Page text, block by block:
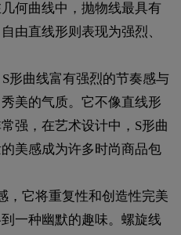
何曲线中，抛物线最具有
由直线形则表现为强烈、
形曲线富有强烈的节奏感与
美的气质。它不像直线形
强，在艺术设计中，S形曲
美感成为许多时尚商品包
，它将重复性和创造性完美
一种幽默的趣味。螺旋线